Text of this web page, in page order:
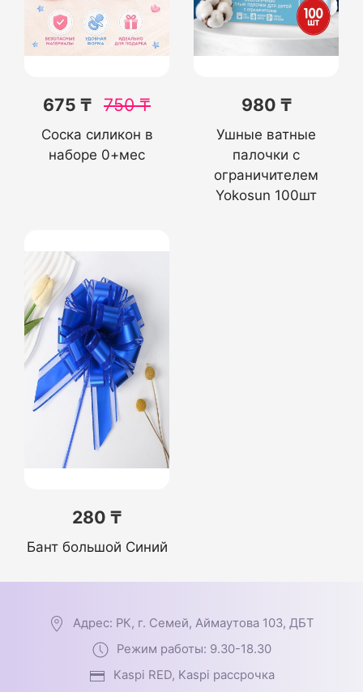
675 ₸ 750₸
Соска силикон в
наборе 0+мес
980 ₸
Ушные ватные
палочки с
ограничителем
Yokosun 100шт
280 ₸
Бант большой Синий
Адрес: РК, г. Семей, Аймаутова 103, ДБТ
Режим работы: 9.30-18.30
Kaspi RED, Kaspi рассрочка